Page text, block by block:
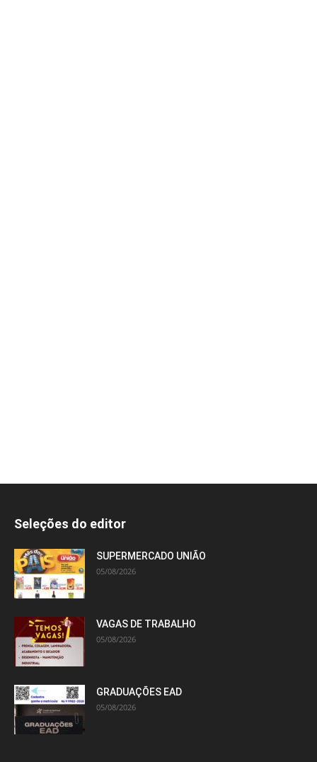
Seleções do editor
SUPERMERCADO UNIÃO
05/08/2026
VAGAS DE TRABALHO
05/08/2026
GRADUAÇÕES EAD
05/08/2026